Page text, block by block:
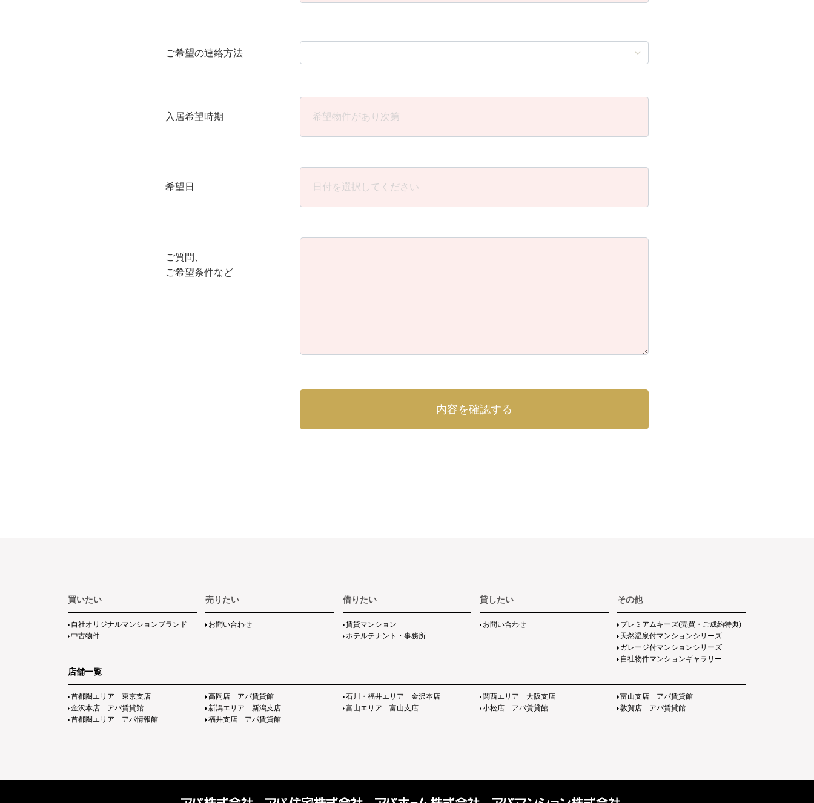
ご希望の連絡方法
入居希望時期
希望日
ご質問、
ご希望条件など
買いたい
自社オリジナルマンションブランド
中古物件
売りたい
お問い合わせ
借りたい
賃貸マンション
ホテルテナント・事務所
貸したい
お問い合わせ
その他
プレミアムキーズ(売買・ご成約特典)
天然温泉付マンションシリーズ
ガレージ付マンションシリーズ
自社物件マンションギャラリー
店舗一覧
首都圏エリア 東京支店 高岡店 アパ賃貸館 石川・福井エリア 金沢本店 関西エリア 大阪支店
富山支店 アパ賃貸館
金沢本店 アパ賃貸館
新潟エリア 新潟支店 富山エリア 富山支店 小松店 アパ賃貸館
敦賀店 アパ賃貸館
首都圏エリア アパ情報館
福井支店 アパ賃貸館